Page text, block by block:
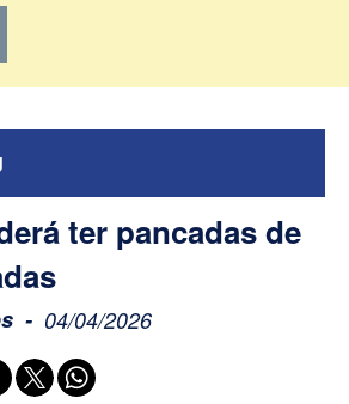
ter pancadas de
04/04/2026